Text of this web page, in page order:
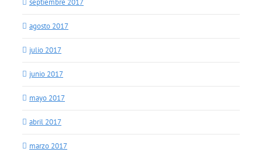
septiembre 2017
agosto 2017
julio 2017
junio 2017
mayo 2017
abril 2017
marzo 2017